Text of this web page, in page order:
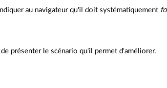
au navigateur qu'il doit systématiquement
présenter le scénario qu'il permet d'améliorer.